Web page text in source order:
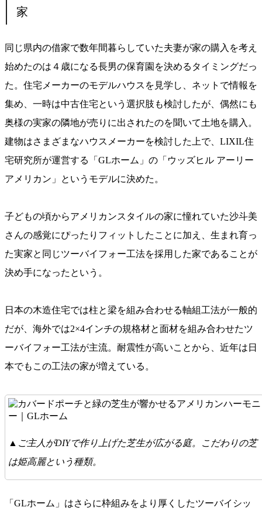
家
同じ県内の借家で数年間暮らしていた夫妻が家の購入を考え
始めたのは４歳になる長男の保育園を決めるタイミングだっ
た。住宅メーカーのモデルハウスを見学し、ネットで情報を
集め、一時は中古住宅という選択肢も検討したが、偶然にも
奥様の実家の隣地が売りに出されたのを聞いて土地を購入。
建物はさまざまなハウスメーカーを検討した上で、LIXIL住
宅研究所が運営する「GLホーム」の「ウッズヒル アーリー
アメリカン」というモデルに決めた。
子どもの頃からアメリカンスタイルの家に憧れていた沙斗美
さんの感覚にぴったりフィットしたことに加え、生まれ育っ
た実家と同じツーバイフォー工法を採用した家であることが
決め手になったという。
日本の木造住宅では柱と梁を組み合わせる軸組工法が一般的
だが、海外では2×4インチの規格材と面材を組み合わせたツ
ーバイフォー工法が主流。耐震性が高いことから、近年は日
本でもこの工法の家が増えている。
▲ご主人がDIYで作り上げた芝生が広がる庭。こだわりの芝
は姫高麗という種類。
「GLホーム」はさらに枠組みをより厚くしたツーバイシッ